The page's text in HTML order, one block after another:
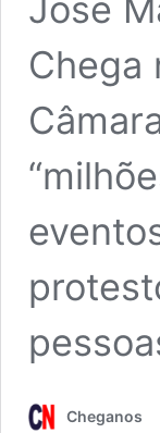
José
Chega
Cheganos